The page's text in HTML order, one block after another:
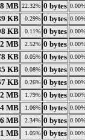
MB 22.32% 0 bytes 0.00%
KB 0.29% 0 bytes 0.00%
KB 0.11% 0 bytes 0.00%
MB 2.52% 0 bytes 0.00%
KB 0.05% 0 bytes 0.00%
KB 0.08% 0 bytes 0.00%
KB 0.26% 0 bytes 0.00%
MB 1.79% 0 bytes 0.00%
MB 1.06% 0 bytes 0.00%
MB 2.34% 0 bytes 0.00%
MB 1.05% 0 bytes 0.00%